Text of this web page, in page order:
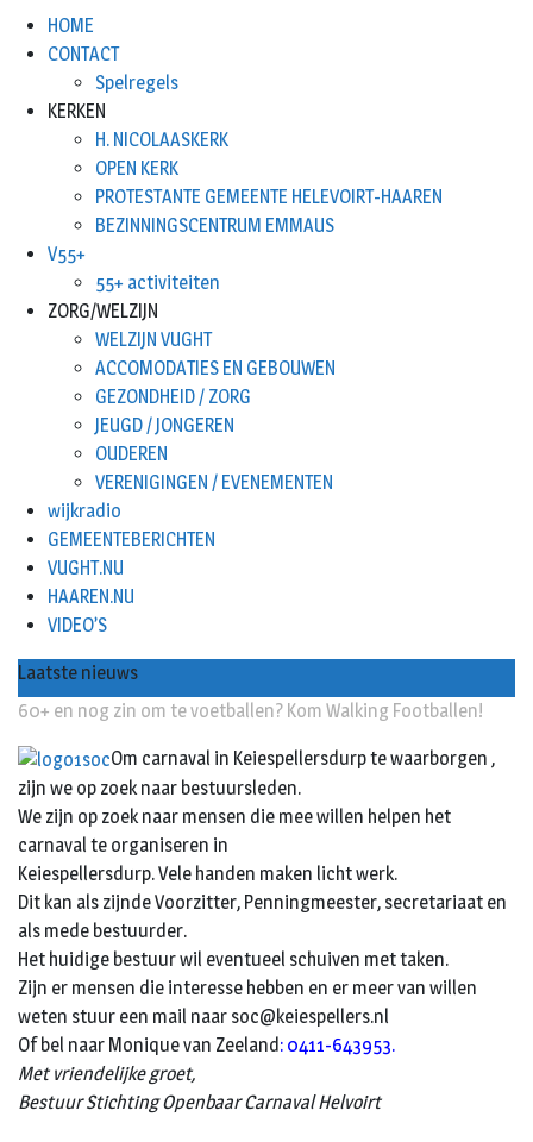
HOME
CONTACT
Spelregels
KERKEN
H. NICOLAASKERK
OPEN KERK
PROTESTANTE GEMEENTE HELEVOIRT-HAAREN
BEZINNINGSCENTRUM EMMAUS
V55+
55+ activiteiten
ZORG/WELZIJN
WELZIJN VUGHT
ACCOMODATIES EN GEBOUWEN
GEZONDHEID / ZORG
JEUGD / JONGEREN
OUDEREN
VERENIGINGEN / EVENEMENTEN
wijkradio
GEMEENTEBERICHTEN
VUGHT.NU
HAAREN.NU
VIDEO’S
Laatste nieuws
60+ en nog zin om te voetballen? Kom Walking Footballen!
Om carnaval in Keiespellersdurp te waarborgen ,
zijn we op zoek naar bestuursleden.
We zijn op zoek naar mensen die mee willen helpen het
carnaval te organiseren in
Keiespellersdurp. Vele handen maken licht werk.
Dit kan als zijnde Voorzitter, Penningmeester, secretariaat en
als mede bestuurder.
Het huidige bestuur wil eventueel schuiven met taken.
Zijn er mensen die interesse hebben en er meer van willen
weten stuur een mail naar soc@keiespellers.nl
Of bel naar Monique van Zeeland: 0411-643953.
Met vriendelijke groet,
Bestuur Stichting Openbaar Carnaval Helvoirt